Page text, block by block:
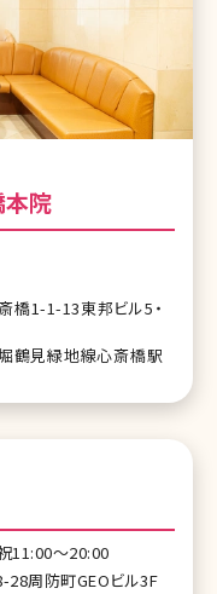
院
橋1-1-13東邦ビル5・
鶴見緑地線心斎橋駅
11:00～20:00
周防町GEOビル3F